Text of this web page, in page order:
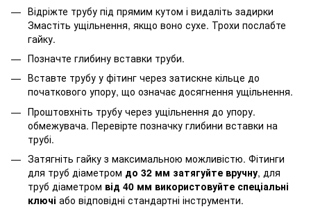
Відріжте трубу під прямим кутом і видаліть задирки
Змастіть ущільнення, якщо воно сухе. Трохи послабте
гайку.
Позначте глибину вставки труби.
Вставте трубу у фітинг через затискне кільце до
початкового упору, що означає досягнення ущільнення.
Проштовхніть трубу через ущільнення до упору.
обмежувача. Перевірте позначку глибини вставки на
трубі.
Затягніть гайку з максимальною можливістю. Фітинги
для труб діаметром до 32 мм затягуйте вручну, для
труб діаметром від 40 мм використовуйте спеціальні
ключі або відповідні стандартні інструменти.